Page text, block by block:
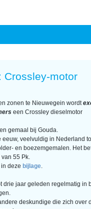
Crossley-motor
zonen te Nieuwegein wordt
een Crossley dieselmotor
gemaal bij Gouda.
eeuw, veelvuldig in Nederland
en boezemgemalen. Het
55 Pk.
deze bijlage.
drie jaar geleden regelmatig in
deskundige die zich over